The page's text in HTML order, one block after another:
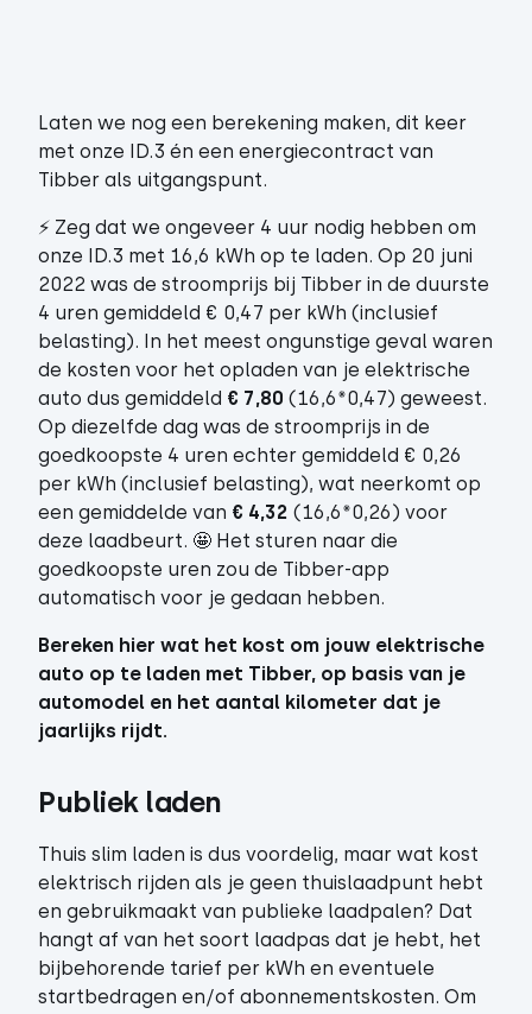
Laten we nog een berekening maken, dit keer
met onze ID.3 én een energiecontract van
Tibber als uitgangspunt.
⚡ Zeg dat we ongeveer 4 uur nodig hebben om
onze ID.3 met 16,6 kWh op te laden. Op 20 juni
2022 was de stroomprijs bij Tibber in de duurste
4 uren gemiddeld € 0,47 per kWh (inclusief
belasting). In het meest ongunstige geval waren
de kosten voor het opladen van je elektrische
auto dus gemiddeld € 7,80 (16,6*0,47) geweest.
Op diezelfde dag was de stroomprijs in de
goedkoopste 4 uren echter gemiddeld € 0,26
per kWh (inclusief belasting), wat neerkomt op
een gemiddelde van € 4,32 (16,6*0,26) voor
deze laadbeurt. 🤩 Het sturen naar die
goedkoopste uren zou de Tibber-app
automatisch voor je gedaan hebben.
Bereken hier wat het kost om jouw elektrische
auto op te laden met Tibber, op basis van je
automodel en het aantal kilometer dat je
jaarlijks rijdt.
Publiek laden
Thuis slim laden is dus voordelig, maar wat kost
elektrisch rijden als je geen thuislaadpunt hebt
en gebruikmaakt van publieke laadpalen? Dat
hangt af van het soort laadpas dat je hebt, het
bijbehorende tarief per kWh en eventuele
startbedragen en/of abonnementskosten. Om